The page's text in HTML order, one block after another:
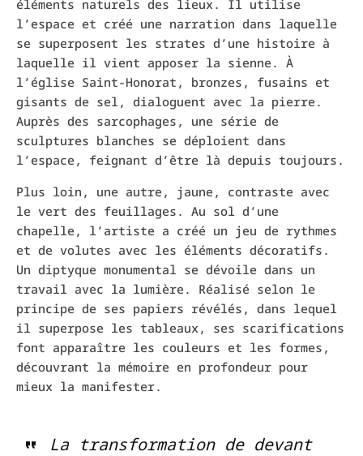
éléments naturels des lieux. Il utilise
l’espace et créé une narration dans laquelle
se superposent les strates d’une histoire à
laquelle il vient apposer la sienne. À
l’église Saint-Honorat, bronzes, fusains et
gisants de sel, dialoguent avec la pierre.
Auprès des sarcophages, une série de
sculptures blanches se déploient dans
l’espace, feignant d’être là depuis toujours.
Plus loin, une autre, jaune, contraste avec
le vert des feuillages. Au sol d’une
chapelle, l’artiste a créé un jeu de rythmes
et de volutes avec les éléments décoratifs.
Un diptyque monumental se dévoile dans un
travail avec la lumière. Réalisé selon le
principe de ses papiers révélés, dans lequel
il superpose les tableaux, ses scarifications
font apparaître les couleurs et les formes,
découvrant la mémoire en profondeur pour
mieux la manifester.
La transformation de devant